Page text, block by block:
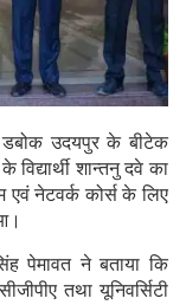
उदयपुर के बीटेक
शान्तनु दवे का
नेटवर्क कोर्स के लिए
पेमावत ने बताया कि
तथा यूनिवर्सिटी